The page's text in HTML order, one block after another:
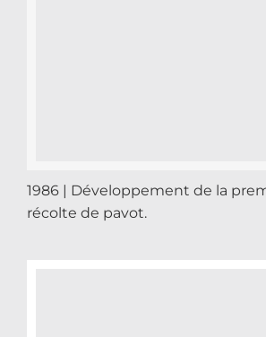
1986 | Développement de la
récolte de pavot.